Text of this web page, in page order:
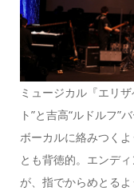
ミュージカル『エリ
ト”と吉高“ルドルフ”
ボーカルに絡みつく
とも背徳的。エンデ
が、指でからめとる